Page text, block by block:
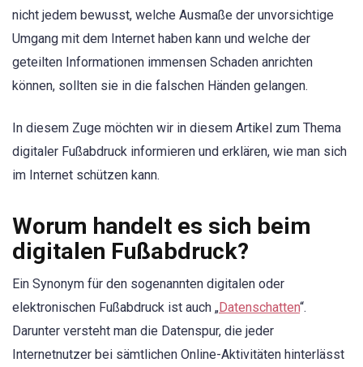
nicht jedem bewusst, welche Ausmaße der unvorsichtige
Umgang mit dem Internet haben kann und welche der
geteilten Informationen immensen Schaden anrichten
können, sollten sie in die falschen Händen gelangen.
In diesem Zuge möchten wir in diesem Artikel zum Thema
digitaler Fußabdruck informieren und erklären, wie man sich
im Internet schützen kann.
Worum handelt es sich beim
digitalen Fußabdruck?
Ein Synonym für den sogenannten digitalen oder
elektronischen Fußabdruck ist auch „Datenschatten“.
Darunter versteht man die Datenspur, die jeder
Internetnutzer bei sämtlichen Online-Aktivitäten hinterlässt